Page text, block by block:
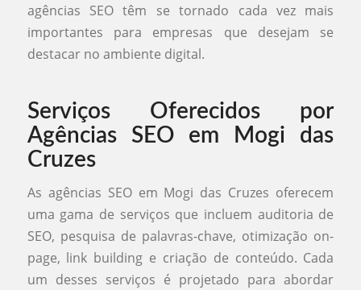
agências SEO têm se tornado cada vez mais
importantes para empresas que desejam se
destacar no ambiente digital.
Serviços Oferecidos por
Agências SEO em Mogi das
Cruzes
As agências SEO em Mogi das Cruzes oferecem
uma gama de serviços que incluem auditoria de
SEO, pesquisa de palavras-chave, otimização on-
page, link building e criação de conteúdo. Cada
um desses serviços é projetado para abordar